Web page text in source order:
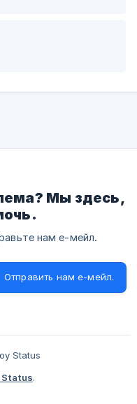
Мы здесь,
нам е-мейл.
Отправить нам е-мейл.
Status.